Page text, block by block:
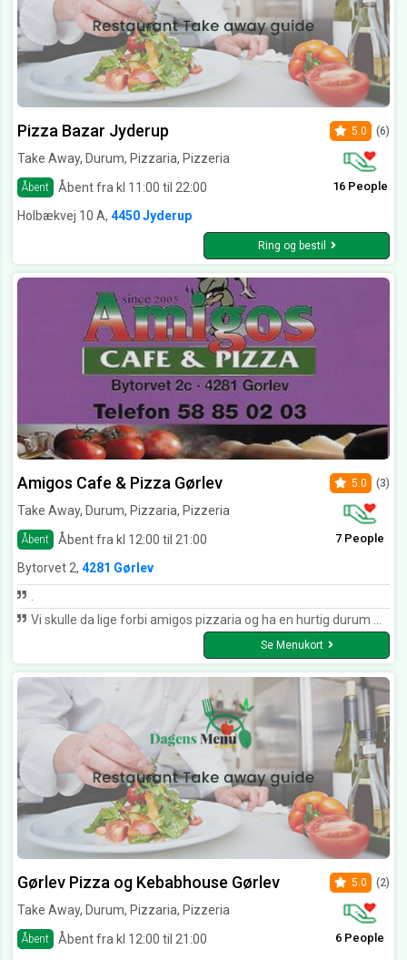
Pizza Bazar Jyderup
Take Away, Durum, Pizzaria, Pizzeria
Åbent Åbent fra kl 11:00 til 22:00
5.0 (6)
16 People
Holbækvej 10 A, 4450 Jyderup
Ring og bestil
Amigos Cafe & Pizza Gørlev
Take Away, Durum, Pizzaria, Pizzeria
Åbent Åbent fra kl 12:00 til 21:00
5.0 (3)
7 People
Bytorvet 2, 4281 Gørlev
Vi skulle da lige forbi amigos pizzaria og ha en hurtig durum menu Der er kommet ny ejer på De er flinke som altid Syntes priserne var sat en smule op, men ok det sker jo alle steder Da de så kom med vores durum menuer på pizza tallerkener og den seriøst fyldte hele pladen også pommesfrites der også var godt tilbered og sprøde Må sige det er mange år siden jeg har fået en så god durum, kun kød og salat Ingen agurker eller tomater Den sejlede ikke i dressing og var en fornøjelse fra første bid Absolut prima kvalitet 5 stjerner herfra
Se Menukort
Gørlev Pizza og Kebabhouse Gørlev
Take Away, Durum, Pizzaria, Pizzeria
Åbent Åbent fra kl 12:00 til 21:00
5.0 (2)
6 People